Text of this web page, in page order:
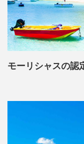
モーリシャスの認